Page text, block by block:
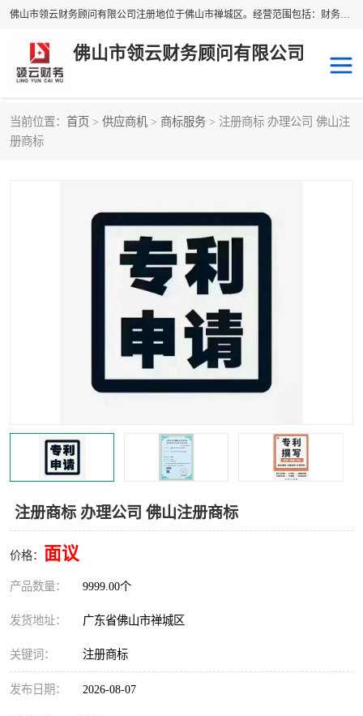
佛山市领云财务顾问有限公司注册地位于佛山市禅城区。经营范围包括：财务咨询，税务服务，企业管理咨询，信息咨询服务，法律咨询顾问，商务代理代办等服务；主要项目有：代理记账，旧账账务处理，疑难账务处理，建账审账；纳税申报，网上申请发票，企业税务分析、审查与评估；注册个体工商户，注册公司，公司注销；企业名称、地址、法人、股东、经营范围、营业期限等资料变更；商标注册、商标转让。财税审计、税务咨询、公司年审。
佛山市领云财务顾问有限公司
当前位置： 首页 > 供应商机 > 商标服务 > 注册商标 办理公司 佛山注
册商标
注册商标 办理公司 佛山注册商标
价格： 面议
产品数量： 9999.00个
发货地址： 广东省佛山市禅城区
关键词： 注册商标
发布日期： 2026-08-07
补贴申办
进出口经营权